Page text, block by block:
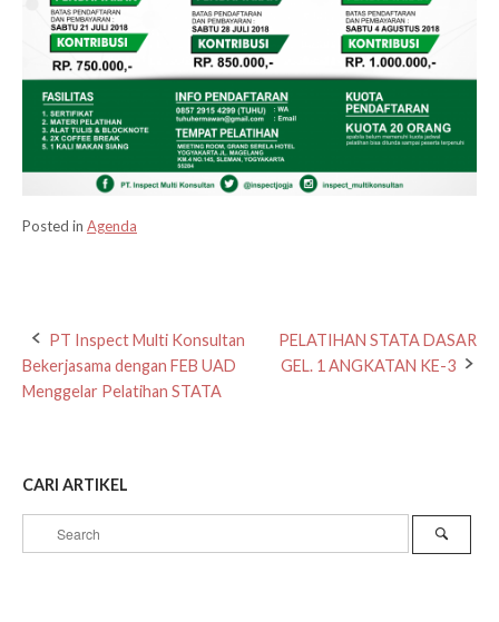
Posted in Agenda
Post
navigation
PT Inspect Multi Konsultan
Bekerjasama dengan FEB UAD
Menggelar Pelatihan STATA
PELATIHAN STATA DASAR
GEL. 1 ANGKATAN KE-3
CARI ARTIKEL
Search
for: